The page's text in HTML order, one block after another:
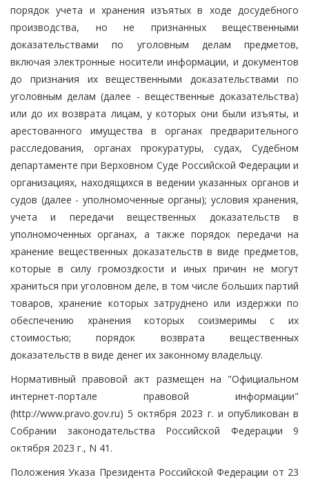
порядок учета и хранения изъятых в ходе досудебного
производства, но не признанных вещественными
доказательствами по уголовным делам предметов,
включая электронные носители информации, и документов
до признания их вещественными доказательствами по
уголовным делам (далее - вещественные доказательства)
или до их возврата лицам, у которых они были изъяты, и
арестованного имущества в органах предварительного
расследования, органах прокуратуры, судах, Судебном
департаменте при Верховном Суде Российской Федерации и
организациях, находящихся в ведении указанных органов и
судов (далее - уполномоченные органы); условия хранения,
учета и передачи вещественных доказательств в
уполномоченных органах, а также порядок передачи на
хранение вещественных доказательств в виде предметов,
которые в силу громоздкости и иных причин не могут
храниться при уголовном деле, в том числе больших партий
товаров, хранение которых затруднено или издержки по
обеспечению хранения которых соизмеримы с их
стоимостью; порядок возврата вещественных
доказательств в виде денег их законному владельцу.
Нормативный правовой акт размещен на "Официальном
интернет-портале правовой информации"
(http://www.pravo.gov.ru) 5 октября 2023 г. и опубликован в
Собрании законодательства Российской Федерации 9
октября 2023 г., N 41.
Положения Указа Президента Российской Федерации от 23